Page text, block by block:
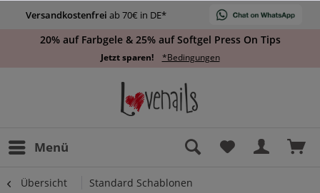
Versandkostenfrei ab 70€ in DE*
20% auf Farbgele & 25% auf Softgel Press On Tips
Jetzt sparen! *Bedingungen
Menü
Übersicht Standard Schablonen